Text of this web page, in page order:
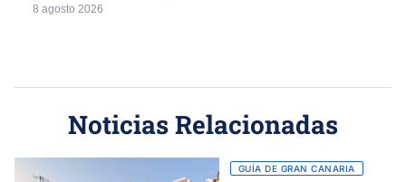
8 agosto 2026
Noticias Relacionadas
GUÍA DE GRAN CANARIA